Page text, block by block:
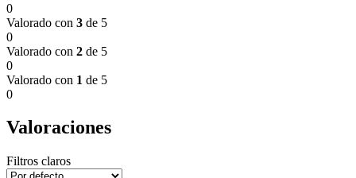
0
Valorado con 3 de 5
0
Valorado con 2 de 5
0
Valorado con 1 de 5
0
Valoraciones
Filtros claros